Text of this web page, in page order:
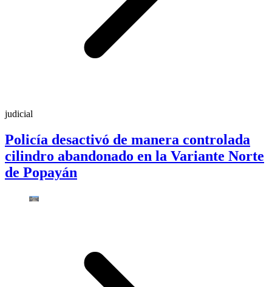
judicial
Policía desactivó de manera controlada
cilindro abandonado en la Variante Norte
de Popayán